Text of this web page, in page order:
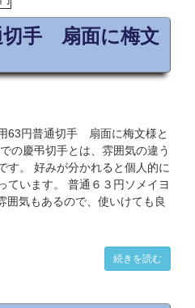
切手 扇面に梅文
63円普通切手 扇面に梅文様と
の慶弔切手とは、雰囲気の違う
す。 好みが分かれると個人的に
ています。 普通６３円ソメイヨ
囲気もあるので、使いけても良
続きを読む